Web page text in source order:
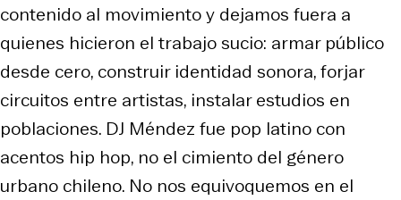
contenido al movimiento y dejamos fuera a
quienes hicieron el trabajo sucio: armar público
desde cero, construir identidad sonora, forjar
circuitos entre artistas, instalar estudios en
poblaciones. DJ Méndez fue pop latino con
acentos hip hop, no el cimiento del género
urbano chileno. No nos equivoquemos en el